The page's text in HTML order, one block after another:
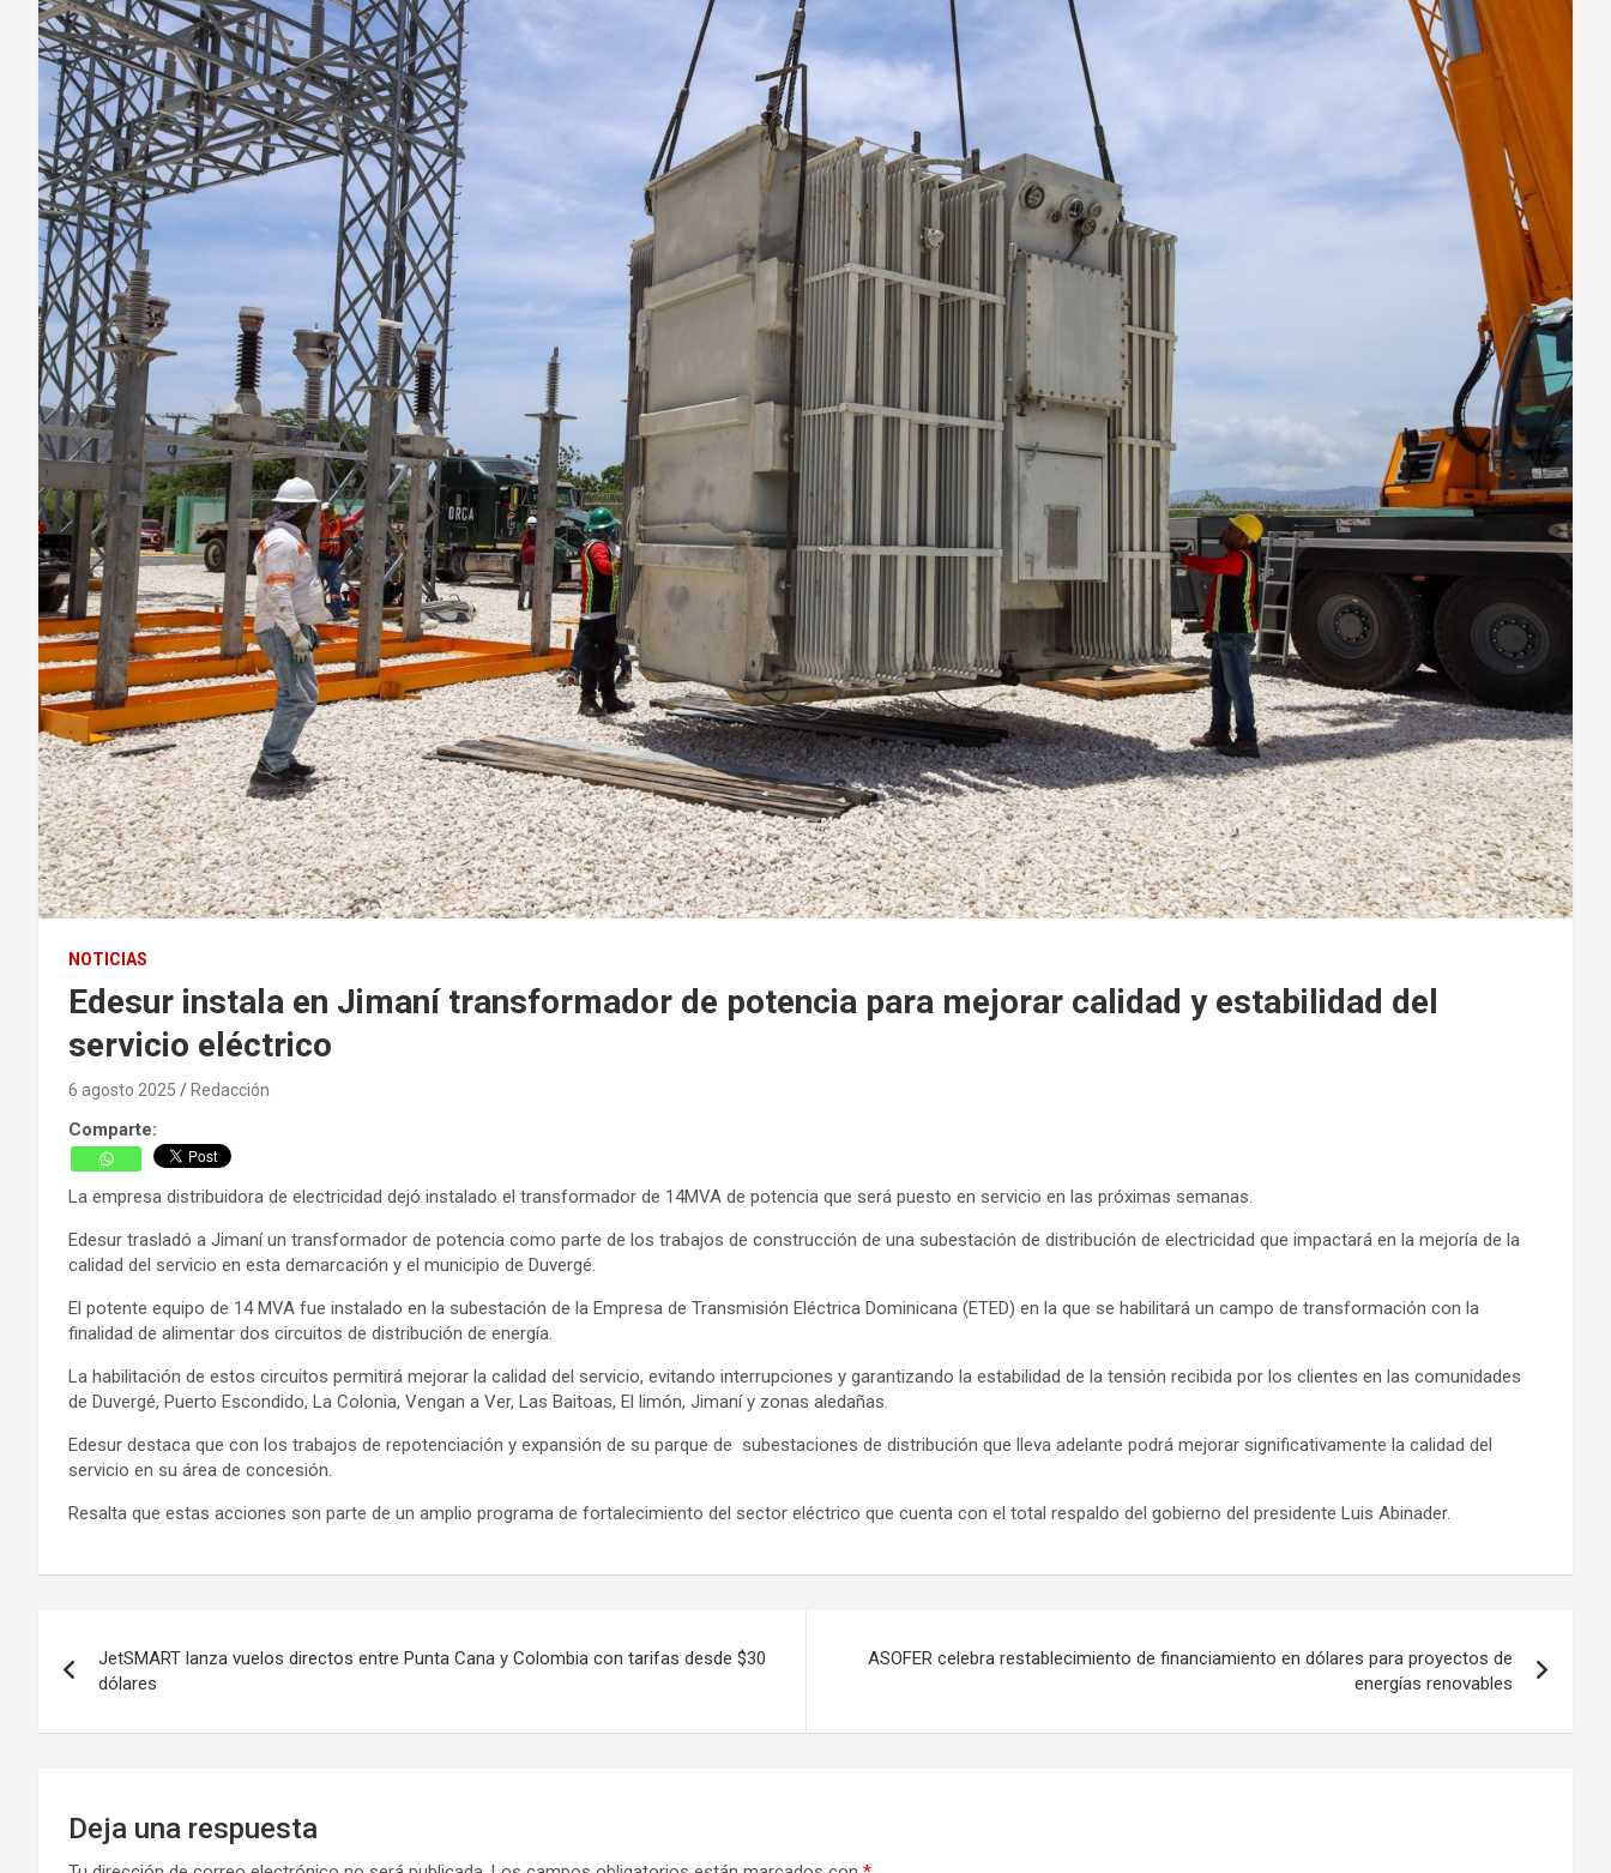
NOTICIAS
Edesur instala en Jimaní transformador de potencia para mejorar calidad y estabilidad del
servicio eléctrico
6 agosto 2025 Redacción
Comparte:
La empresa distribuidora de electricidad dejó instalado el transformador de 14MVA de potencia que será puesto en servicio en las próximas semanas.
Edesur trasladó a Jimaní un transformador de potencia como parte de los trabajos de construcción de una subestación de distribución de electricidad que impactará en la mejoría de la
calidad del servicio en esta demarcación y el municipio de Duvergé.
El potente equipo de 14 MVA fue instalado en la subestación de la Empresa de Transmisión Eléctrica Dominicana (ETED) en la que se habilitará un campo de transformación con la
finalidad de alimentar dos circuitos de distribución de energía.
La habilitación de estos circuitos permitirá mejorar la calidad del servicio, evitando interrupciones y garantizando la estabilidad de la tensión recibida por los clientes en las comunidades
de Duvergé, Puerto Escondido, La Colonia, Vengan a Ver, Las Baitoas, El limón, Jimaní y zonas aledañas.
Edesur destaca que con los trabajos de repotenciación y expansión de su parque de subestaciones de distribución que lleva adelante podrá mejorar significativamente la calidad del
servicio en su área de concesión.
Resalta que estas acciones son parte de un amplio programa de fortalecimiento del sector eléctrico que cuenta con el total respaldo del gobierno del presidente Luis Abinader.
de
entradas
JetSMART lanza vuelos directos entre Punta Cana y Colombia con tarifas desde $30
dólares
ASOFER celebra restablecimiento de financiamiento en dólares para proyectos de
energías renovables
Deja una respuesta